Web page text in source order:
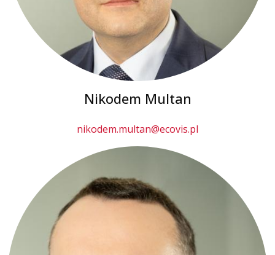
Nikodem Multan
nikodem.multan@ecovis.pl